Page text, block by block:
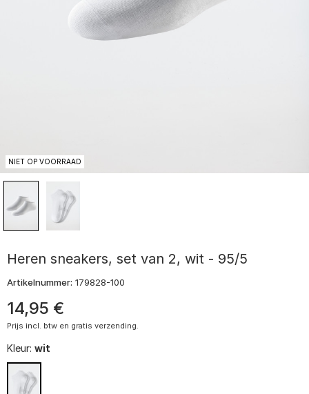
NIET OP VOORRAAD
Heren sneakers, set van 2, wit - 95/5
Artikelnummer: 179828-100
14,95 €
Prijs incl. btw en gratis verzending.
Kleur: wit